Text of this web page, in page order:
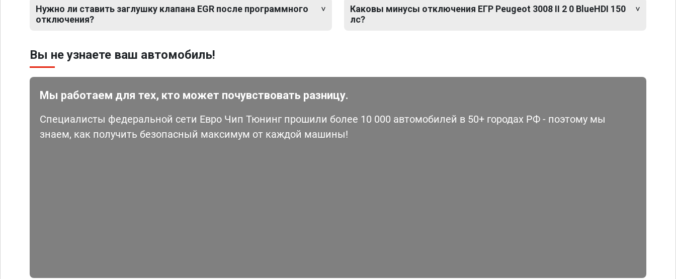
Нужно ли ставить заглушку клапана EGR после программного
отключения?
Каковы минусы отключения ЕГР Peugeot 3008 II 2 0 BlueHDI 150
лс?
Вы не узнаете ваш автомобиль!
Мы работаем для тех, кто может почувствовать разницу.
Специалисты федеральной сети Евро Чип Тюнинг прошили более 10 000 автомобилей в 50+ городах РФ - поэтому мы
знаем, как получить безопасный максимум от каждой машины!